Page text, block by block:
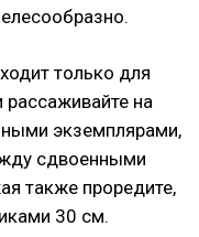
только для
рассаживайте на
экземплярами,
сдвоенными
также проредите,
30 см.